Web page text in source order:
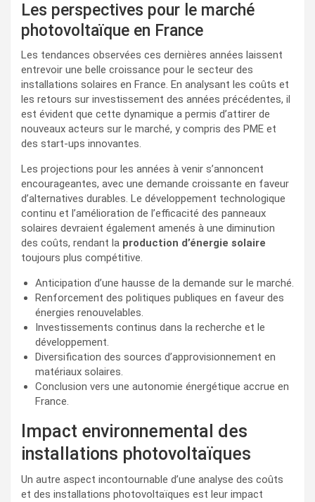
Les perspectives pour le marché
photovoltaïque en France
Les tendances observées ces dernières années laissent
entrevoir une belle croissance pour le secteur des
installations solaires en France. En analysant les coûts et
les retours sur investissement des années précédentes, il
est évident que cette dynamique a permis d’attirer de
nouveaux acteurs sur le marché, y compris des PME et
des start-ups innovantes.
Les projections pour les années à venir s’annoncent
encourageantes, avec une demande croissante en faveur
d’alternatives durables. Le développement technologique
continu et l’amélioration de l’efficacité des panneaux
solaires devraient également amenés à une diminution
des coûts, rendant la production d’énergie solaire
toujours plus compétitive.
Anticipation d’une hausse de la demande sur le marché.
Renforcement des politiques publiques en faveur des
énergies renouvelables.
Investissements continus dans la recherche et le
développement.
Diversification des sources d’approvisionnement en
matériaux solaires.
Conclusion vers une autonomie énergétique accrue en
France.
Impact environnemental des
installations photovoltaïques
Un autre aspect incontournable d’une analyse des coûts
et des installations photovoltaïques est leur impact